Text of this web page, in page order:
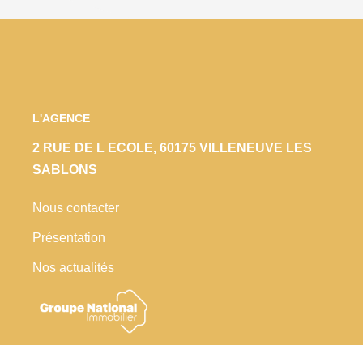
L'AGENCE
2 RUE DE L ECOLE, 60175 VILLENEUVE LES
SABLONS
Nous contacter
Présentation
Nos actualités